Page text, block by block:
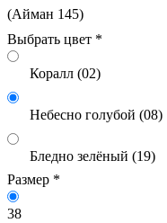
(Айман 145)
Коралл (02)
Небесно голубой (08)
Бледно зелёный (19)
Размер *
38